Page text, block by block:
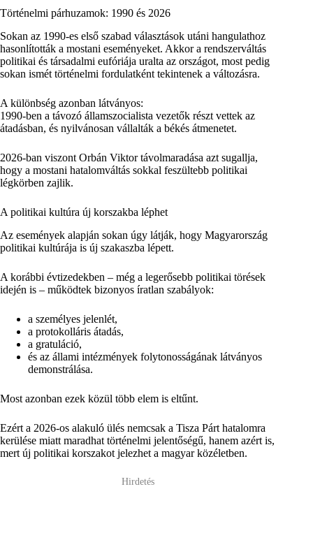
Történelmi párhuzamok: 1990 és 2026
Sokan az 1990-es első szabad választások utáni hangulathoz
hasonlították a mostani eseményeket. Akkor a rendszerváltás
politikai és társadalmi eufóriája uralta az országot, most pedig
sokan ismét történelmi fordulatként tekintenek a változásra.
A különbség azonban látványos:
1990-ben a távozó államszocialista vezetők részt vettek az
átadásban, és nyilvánosan vállalták a békés átmenetet.
2026-ban viszont Orbán Viktor távolmaradása azt sugallja,
hogy a mostani hatalomváltás sokkal feszültebb politikai
légkörben zajlik.
A politikai kultúra új korszakba léphet
Az események alapján sokan úgy látják, hogy Magyarország
politikai kultúrája is új szakaszba lépett.
A korábbi évtizedekben – még a legerősebb politikai törések
idején is – működtek bizonyos íratlan szabályok:
a személyes jelenlét,
a protokolláris átadás,
a gratuláció,
és az állami intézmények folytonosságának látványos
demonstrálása.
Most azonban ezek közül több elem is eltűnt.
Ezért a 2026-os alakuló ülés nemcsak a Tisza Párt hatalomra
kerülése miatt maradhat történelmi jelentőségű, hanem azért is,
mert új politikai korszakot jelezhet a magyar közéletben.
Hirdetés